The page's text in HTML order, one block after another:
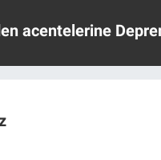
acentelerine